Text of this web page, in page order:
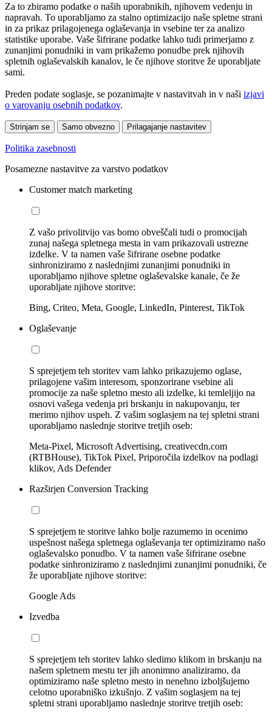
Za to zbiramo podatke o naših uporabnikih, njihovem vedenju in
napravah. To uporabljamo za stalno optimizacijo naše spletne strani
in za prikaz prilagojenega oglaševanja in vsebine ter za analizo
statistike uporabe. Vaše šifrirane podatke lahko tudi primerjamo z
zunanjimi ponudniki in vam prikažemo ponudbe prek njihovih
spletnih oglaševalskih kanalov, le če njihove storitve že uporabljate
sami.
Preden podate soglasje, se pozanimajte v nastavitvah in v naši izjavi
o varovanju osebnih podatkov.
Strinjam se Samo obvezno Prilagajanje nastavitev
Politika zasebnosti
Posamezne nastavitve za varstvo podatkov
Customer match marketing
Z vašo privolitvijo vas bomo obveščali tudi o promocijah
zunaj našega spletnega mesta in vam prikazovali ustrezne
izdelke. V ta namen vaše šifrirane osebne podatke
sinhroniziramo z naslednjimi zunanjimi ponudniki in
uporabljamo njihove spletne oglaševalske kanale, če že
uporabljate njihove storitve:
Bing, Criteo, Meta, Google, LinkedIn, Pinterest, TikTok
Oglaševanje
S sprejetjem teh storitev vam lahko prikazujemo oglase,
prilagojene vašim interesom, sponzorirane vsebine ali
promocije za naše spletno mesto ali izdelke, ki temleljijo na
osnovi vašega vedenja pri brskanju in nakupovanju, ter
merimo njihov uspeh. Z vašim soglasjem na tej spletni strani
uporabljamo naslednje storitve tretjih oseb:
Meta-Pixel, Microsoft Advertising, creativecdn.com
(RTBHouse), TikTok Pixel, Priporočila izdelkov na podlagi
klikov, Ads Defender
Razširjen Conversion Tracking
S sprejetjem te storitve lahko bolje razumemo in ocenimo
uspešnost našega spletnega oglaševanja ter optimiziramo našo
oglaševalsko ponudbo. V ta namen vaše šifrirane osebne
podatke sinhroniziramo z naslednjimi zunanjimi ponudniki, če
že uporabljate njihove storitve:
Google Ads
Izvedba
S sprejetjem teh storitev lahko sledimo klikom in brskanju na
našem spletnem mestu ter jih anonimno analiziramo, da
optimiziramo naše spletno mesto in nenehno izboljšujemo
celotno uporabniško izkušnjo. Z vašim soglasjem na tej
spletni strani uporabljamo naslednje storitve tretjih oseb: